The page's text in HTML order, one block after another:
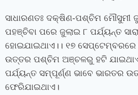
ସାଧାରଣତଃ ଦକ୍ଷିଣ-ପଶ୍ଚିମ ମୌସୁମୀ
ପହଞ୍ଚିବା ପରେ ଜୁଲାଇ ୮ ପର୍ଯ୍ୟନ୍ତ
ହୋଇଯାଇଥାଏ।। ୧୭
ଉତ୍ତର ପଶ୍ଚିମ ଅଞ୍ଚଳରୁ ହଟି
ପର୍ଯ୍ୟନ୍ତ ସମ୍ପୂର୍ଣ୍ଣ ଭାବେ ଭାରତର
ଫେରିଯାଇଥାଏ।